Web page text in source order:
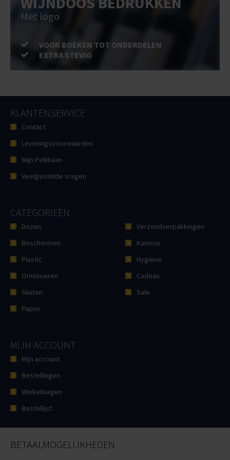
Met logo
VOOR BOEKEN TOT ONDERDELEN
EXTRA STEVIG
KLANTENSERVICE
Contact
Leveringsvoorwaarden
Mijn Pellikaan
Veelgestelde vragen
CATEGORIEËN
Dozen
Beschermen
Plastic
Omsnoeren
Sluiten
Papier
Verzendverpakkingen
Kantoor
Hygiëne
Cadeau
Sale
MIJN ACCOUNT
Mijn account
Bestellingen
Winkelwagen
Bestellijst
BETAALMOGELIJKHEDEN